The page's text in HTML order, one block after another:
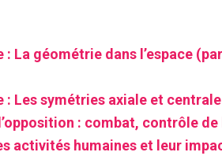
La géométrie dans l’espace
Les symétries axiale et centrale
: combat, contrôle de
activités humaines et leur